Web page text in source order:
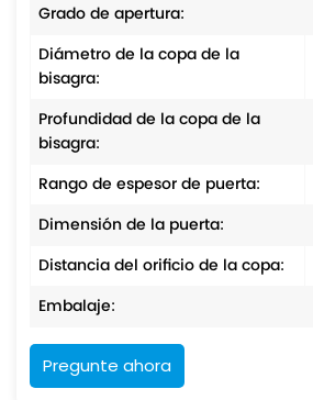
Grado de apertura:
Diámetro de la copa de la
bisagra:
Profundidad de la copa de la
bisagra:
Rango de espesor de puerta:
Dimensión de la puerta:
Distancia del orificio de la copa:
Embalaje:
Pregunte ahora